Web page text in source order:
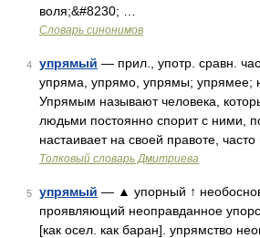
воля;&#8230; …
Словарь синонимов
4 упрямый — прил., употр. сравн.
упряма, упрямо, упрямы; упрямее;
Упрямым называют человека,
людьми постоянно спорит с ними,
настаивает на своей правоте,
Толковый словарь Дмитриева
5 упрямый — ▲ упорный ↑
проявляющий неоправданное
[как осел. как баран]. упрямство